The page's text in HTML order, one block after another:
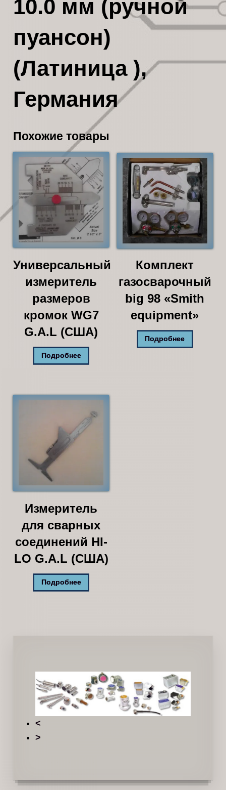
10.0 мм (ручной
пуансон)
(Латиница ),
Германия
Похожие товары
Универсальный
измеритель
размеров
кромок WG7
G.A.L (США)
Подробнее
Комплект
газосварочный
big 98 «Smith
equipment»
Подробнее
Измеритель
для сварных
соединений HI-
LO G.A.L (США)
Подробнее
<
>